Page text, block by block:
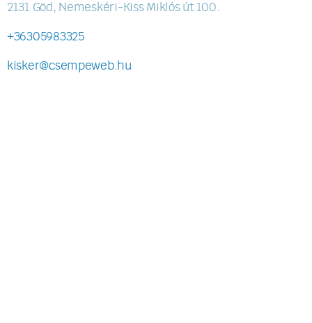
2131 Göd, Nemeskéri-Kiss Miklós út 100.
+36305983325
kisker@csempeweb.hu